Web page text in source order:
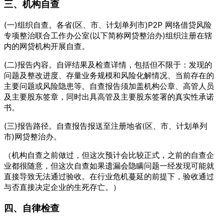
三、机构自查
(一)组织自查。各省(区、市、计划单列市)P2P 网络借贷风险
专项整治联合工作办公室(以下简称网贷整治办)组织注册在辖
内的网贷机构开展自查。
(二)报告内容。自评结果及检查详情，包括但不限于：发现的
问题及整改进度、存量业务规模和风险化解情况、当前存在的
主要问题或风险隐患等。自查报告须加盖机构公章、高管人员
及主要股东签章，同时出具高管及主要股东签署的真实性承诺
书。
(三)报告路径。自查报告报送至注册地省(区、市、计划单列
市)网贷整治办。
（机构自查之前做过，但这次预计会比较正式，之前的自查企
业都很随意，但这次自查如果遗漏会隐瞒问题一经发现可能就
直接导致无法通过验收。在行业危机蔓延的前提下，验收通过
与否直接决定企业的生死存亡。）
四、自律检查